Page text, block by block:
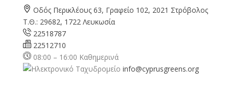
Οδός Περικλέους 63, Γραφείο 102, 2021 Στρόβολος
Τ.Θ.: 29682, 1722 Λευκωσία
22518787
22512710
08:00 – 16:00 Καθημερινά
info@cyprusgreens.org